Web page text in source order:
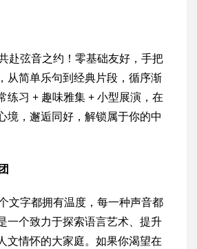
赴弦音之约！零基础友好，手把
从简单乐句到经典片段，循序渐
练习 + 趣味雅集 + 小型展演，在
境，邂逅同好，解锁属于你的中
文字都拥有温度，每一种声音都
一个致力于探索语言艺术、提升
文情怀的大家庭。如果你渴望在